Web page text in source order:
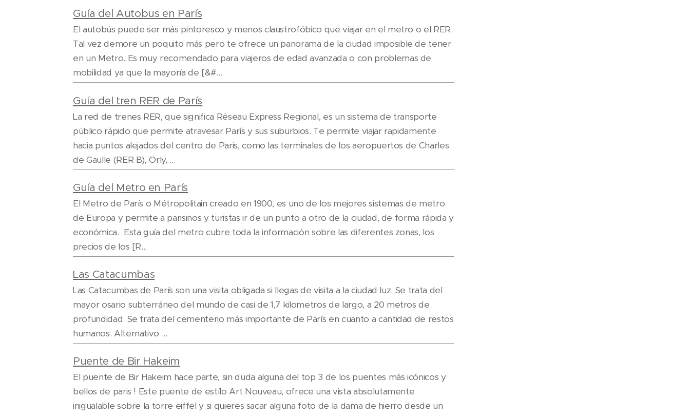
Guía del Autobus en París
El autobús puede ser más pintoresco y menos claustrofóbico que viajar en el metro o el RER.
Tal vez demore un poquito más pero te ofrece un panorama de la ciudad imposible de tener
en un Metro. Es muy recomendado para viajeros de edad avanzada o con problemas de
mobilidad ya que la mayoría de [&#...
Guía del tren RER de París
La red de trenes RER, que significa Réseau Express Regional, es un sistema de transporte
público rápido que permite atravesar París y sus suburbios. Te permite viajar rapidamente
hacia puntos alejados del centro de Paris, como las terminales de los aeropuertos de Charles
de Gaulle (RER B), Orly, ...
Guía del Metro en París
El Metro de París o Métropolitain creado en 1900, es uno de los mejores sistemas de metro
de Europa y permite a parisinos y turistas ir de un punto a otro de la ciudad, de forma rápida y
económica. Esta guía del metro cubre toda la información sobre las diferentes zonas, los
precios de los [R...
Las Catacumbas
Las Catacumbas de París son una visita obligada si llegas de visita a la ciudad luz. Se trata del
mayor osario subterráneo del mundo de casi de 1,7 kilometros de largo, a 20 metros de
profundidad. Se trata del cementerio más importante de París en cuanto a cantidad de restos
humanos. Alternativo ...
Puente de Bir Hakeim
El puente de Bir Hakeim hace parte, sin duda alguna del top 3 de los puentes más icónicos y
bellos de paris ! Este puente de estílo Art Nouveau, ofrece una vista absolutamente
inigüalable sobre la torre eiffel y si quieres sacar alguna foto de la dama de hierro desde un